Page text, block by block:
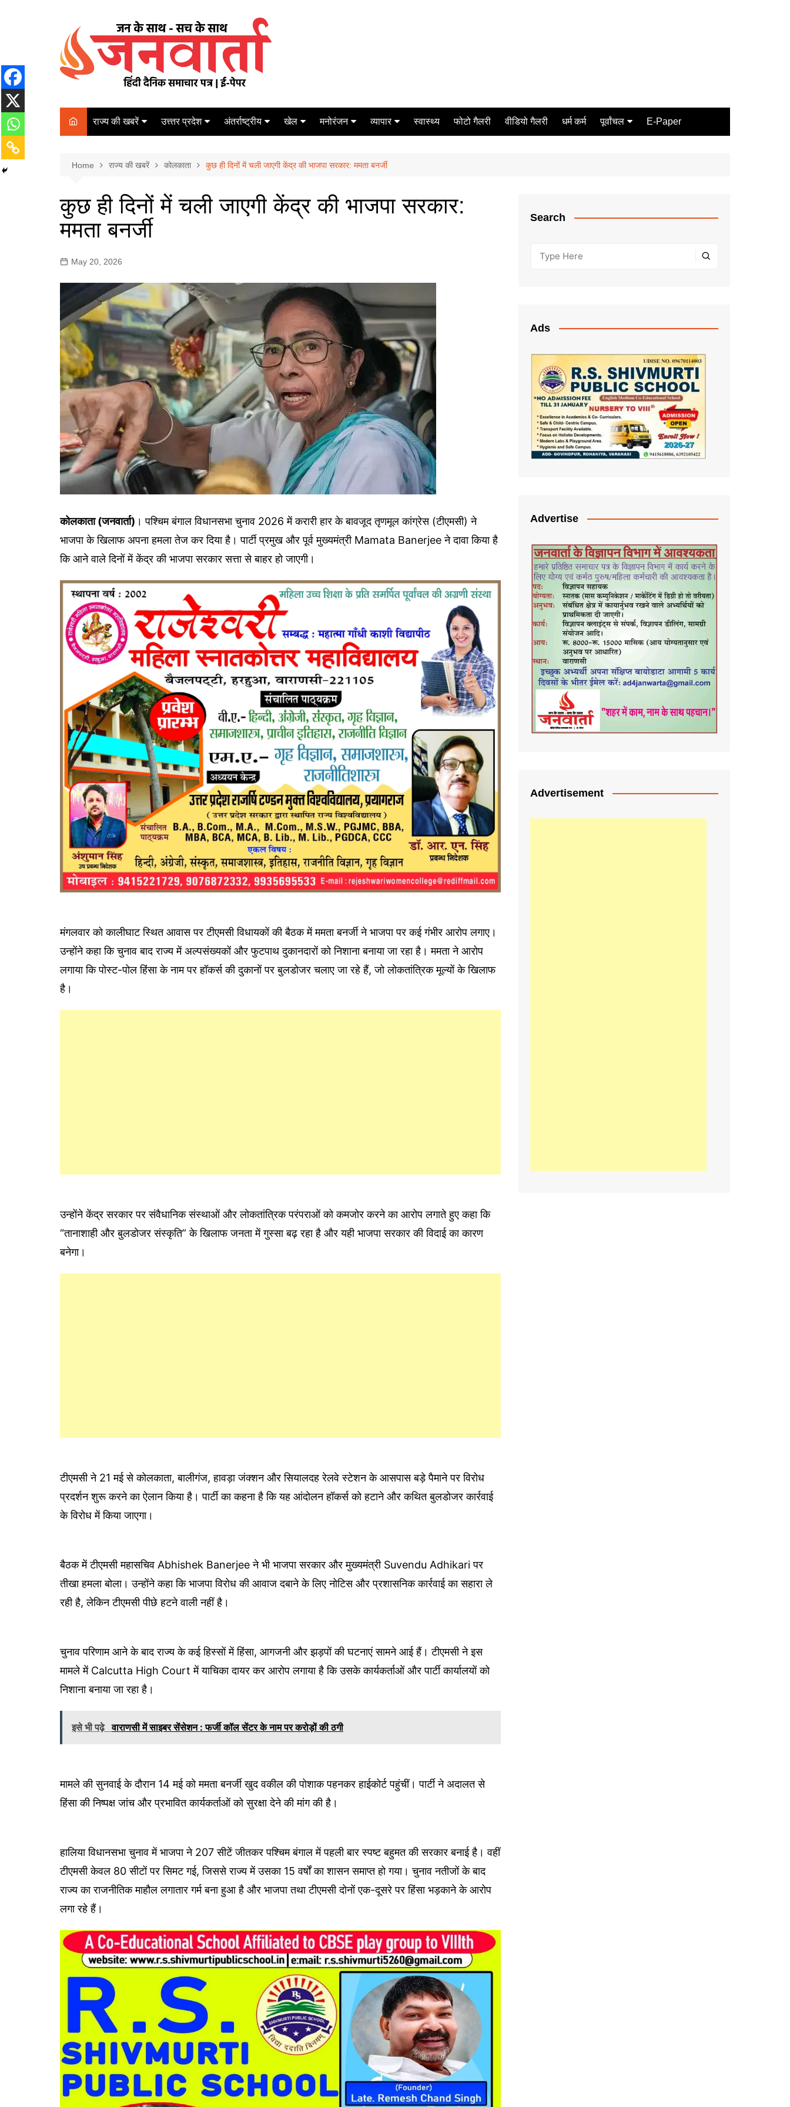
राज्य की खबरें
पटना
कोलकाता
नई दिल्ली
मुम्बई
उत्त्तर प्रदेश
कानपुर
आज़मगढ़
लखनऊ
सोनभद्र
अंतर्राष्ट्रीय खेल
टेनिस
मनोरंजन
मिर्च मसाला
व्यापार
ऑटो मोबाइल
स्वास्थ्य फोटो गैलरी वीडियो गैलरी धर्म कर्म पूर्वांचल E-Paper
Home राज्य की खबरें कोलकाता कुछ ही दिनों में चली जाएगी केंद्र की भाजपा सरकार: ममता बनर्जी
कुछ ही दिनों में चली जाएगी केंद्र की भाजपा सरकार:
ममता बनर्जी
May 20, 2026
कोलकाता (जनवार्ता) । पश्चिम बंगाल विधानसभा चुनाव 2026 में करारी हार के बावजूद तृणमूल कांग्रेस (टीएमसी) ने
भाजपा के खिलाफ अपना हमला तेज कर दिया है। पार्टी प्रमुख और पूर्व मुख्यमंत्री Mamata Banerjee ने दावा किया है
कि आने वाले दिनों में केंद्र की भाजपा सरकार सत्ता से बाहर हो जाएगी।
मंगलवार को कालीघाट स्थित आवास पर टीएमसी विधायकों की बैठक में ममता बनर्जी ने भाजपा पर कई गंभीर आरोप लगाए।
उन्होंने कहा कि चुनाव बाद राज्य में अल्पसंख्यकों और फुटपाथ दुकानदारों को निशाना बनाया जा रहा है। ममता ने आरोप
लगाया कि पोस्ट-पोल हिंसा के नाम पर हॉकर्स की दुकानों पर बुलडोजर चलाए जा रहे हैं, जो लोकतांत्रिक मूल्यों के खिलाफ
है।
उन्होंने केंद्र सरकार पर संवैधानिक संस्थाओं और लोकतांत्रिक परंपराओं को कमजोर करने का आरोप लगाते हुए कहा कि
“तानाशाही और बुलडोजर संस्कृति” के खिलाफ जनता में गुस्सा बढ़ रहा है और यही भाजपा सरकार की विदाई का कारण
बनेगा।
टीएमसी ने 21 मई से कोलकाता, बालीगंज, हावड़ा जंक्शन और सियालदह रेलवे स्टेशन के आसपास बड़े पैमाने पर विरोध
प्रदर्शन शुरू करने का ऐलान किया है। पार्टी का कहना है कि यह आंदोलन हॉकर्स को हटाने और कथित बुलडोजर कार्रवाई
के विरोध में किया जाएगा।
बैठक में टीएमसी महासचिव Abhishek Banerjee ने भी भाजपा सरकार और मुख्यमंत्री Suvendu Adhikari पर
तीखा हमला बोला। उन्होंने कहा कि भाजपा विरोध की आवाज दबाने के लिए नोटिस और प्रशासनिक कार्रवाई का सहारा ले
रही है, लेकिन टीएमसी पीछे हटने वाली नहीं है।
चुनाव परिणाम आने के बाद राज्य के कई हिस्सों में हिंसा, आगजनी और झड़पों की घटनाएं सामने आई हैं। टीएमसी ने इस
मामले में Calcutta High Court में याचिका दायर कर आरोप लगाया है कि उसके कार्यकर्ताओं और पार्टी कार्यालयों को
निशाना बनाया जा रहा है।
इसे भी पढ़े वाराणसी में साइबर सेंसेशन : फर्जी कॉल सेंटर के नाम पर करोड़ों की ठगी
मामले की सुनवाई के दौरान 14 मई को ममता बनर्जी खुद वकील की पोशाक पहनकर हाईकोर्ट पहुंचीं। पार्टी ने अदालत से
हिंसा की निष्पक्ष जांच और प्रभावित कार्यकर्ताओं को सुरक्षा देने की मांग की है।
हालिया विधानसभा चुनाव में भाजपा ने 207 सीटें जीतकर पश्चिम बंगाल में पहली बार स्पष्ट बहुमत की सरकार बनाई है। वहीं
टीएमसी केवल 80 सीटों पर सिमट गई, जिससे राज्य में उसका 15 वर्षों का शासन समाप्त हो गया। चुनाव नतीजों के बाद
राज्य का राजनीतिक माहौल लगातार गर्म बना हुआ है और भाजपा तथा टीएमसी दोनों एक-दूसरे पर हिंसा भड़काने के आरोप
लगा रहे हैं।
Search
Ads
Advertise
Advertisement